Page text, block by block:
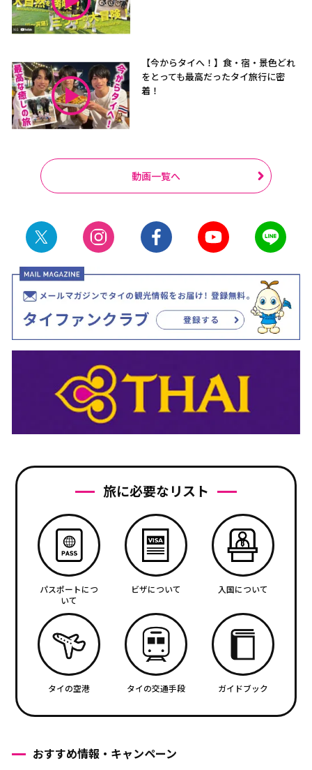
【今からタイへ！】食・宿・景色どれ
をとっても最高だったタイ旅行に密
着！
動画一覧へ
旅に必要なリスト
パスポートにつ
いて
ビザについて 入国について
タイの空港 タイの交通手段 ガイドブック
おすすめ情報・キャンペーン